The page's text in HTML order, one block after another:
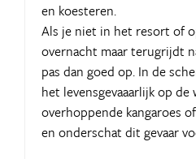
en koesteren.
Als je niet in het resort of
overnacht maar terugrijdt
pas dan goed op. In de
het levensgevaaarlijk op de
overhoppende kangaroes
en onderschat dit gevaar